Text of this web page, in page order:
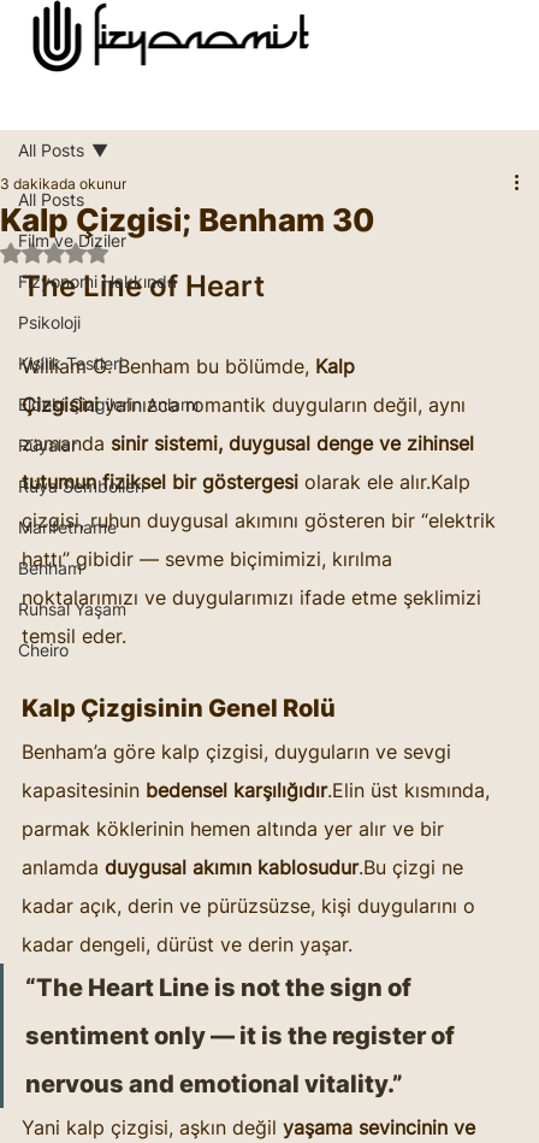
All Posts
Film ve Diziler
Fizyonomi Hakkında
Psikoloji
Kişilik Testleri
Eldeki Çizgilerin Anlamı
Rüyalar
Rüya Sembolleri
Marifetname
Benham
Ruhsal Yaşam
Cheiro
All Posts
Kalp Çizgisi; Benham 30
3 dakikada okunur
5 üzerinden NaN yıldız
The Line of Heart
William G. Benham bu bölümde, Kalp
Çizgisini yalnızca romantik duyguların değil, aynı
zamanda sinir sistemi, duygusal denge ve zihinsel
tutumun fiziksel bir göstergesi olarak ele alır.Kalp
çizgisi, ruhun duygusal akımını gösteren bir “elektrik
hattı” gibidir — sevme biçimimizi, kırılma
noktalarımızı ve duygularımızı ifade etme şeklimizi
temsil eder.
Kalp Çizgisinin Genel Rolü
Benham’a göre kalp çizgisi, duyguların ve sevgi
kapasitesinin bedensel karşılığıdır.Elin üst kısmında,
parmak köklerinin hemen altında yer alır ve bir
anlamda duygusal akımın kablosudur.Bu çizgi ne
kadar açık, derin ve pürüzsüzse, kişi duygularını o
kadar dengeli, dürüst ve derin yaşar.
“The Heart Line is not the sign of
sentiment only — it is the register of
nervous and emotional vitality.”
Yani kalp çizgisi, aşkın değil yaşama sevincinin ve